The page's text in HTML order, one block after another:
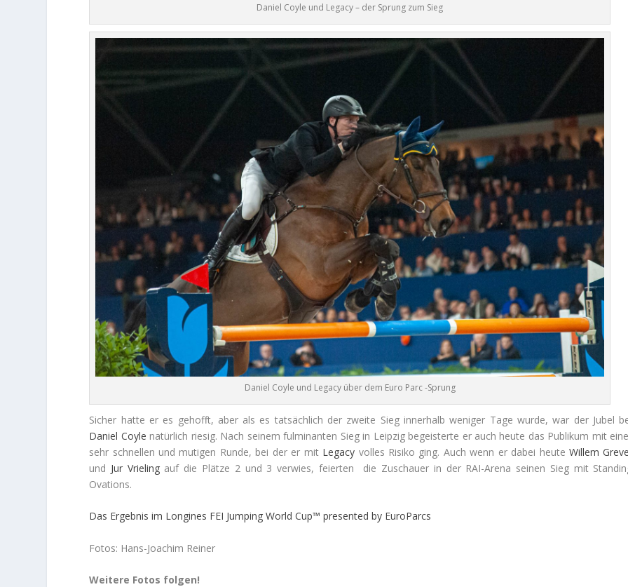
Daniel Coyle und Legacy – der Sprung zum Sieg
Daniel Coyle und Legacy über dem Euro Parc -Sprung
Sicher hatte er es gehofft, aber als es tatsächlich der zweite Sieg innerhalb weniger Tage wurde, war der Jubel
Daniel Coyle natürlich riesig. Nach seinem fulminanten Sieg in Leipzig begeisterte er auch heute das Publikum mit
sehr schnellen und mutigen Runde, bei der er mit Legacy volles Risiko ging. Auch wenn er dabei heute Willem
und Jur Vrielingauf die Plätze 2 und 3 verwies, feierten die Zuschauer in der RAI-Arena seinen Sieg mit
Ovations.
Das Ergebnis im Longines FEI Jumping World Cup™ presented by EuroParcs
Fotos: Hans-Joachim Reiner
Weitere Fotos folgen!